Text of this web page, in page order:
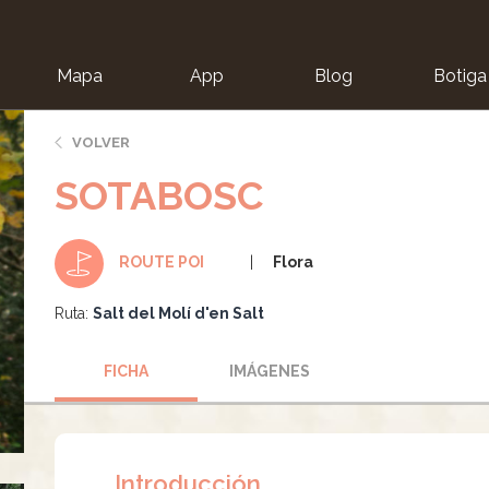
Mapa App Blog Botiga
VOLVER
SOTABOSC
ROUTE POI Flora
Ruta: Salt del Molí d'en Salt
FICHA IMÁGENES